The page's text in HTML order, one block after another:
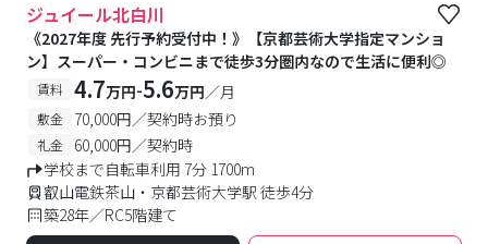
ジュイール北白川
《2027年度 先行予約受付中！》【京都芸術大学指定マンショ
ン】スーパー・コンビニまで徒歩3分圏内なので生活に便利◎
賃料 4.7万円-5.6万円／月
敷金 70,000円／契約時お預り
礼金
60,000円／契約時
学校まで自転車利用 7分 1700m
叡山電鉄茶山・京都芸術大学駅 徒歩4分
築28年／RC5階建て